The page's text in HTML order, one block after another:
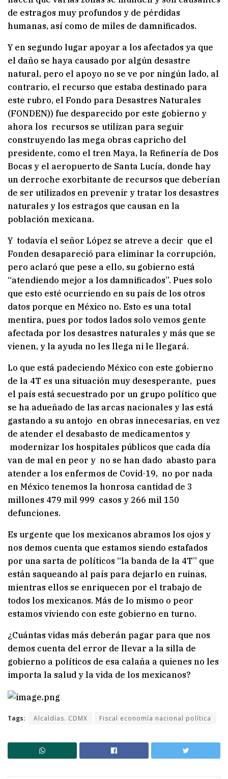
de estragos muy profundos y de pérdidas
humanas, así como de miles de damnificados.
Y en segundo lugar apoyar a los afectados ya que
el daño se haya causado por algún desastre
natural, pero el apoyo no se ve por ningún lado, al
contrario, el recurso que estaba destinado para
este rubro, el Fondo para Desastres Naturales
(FONDEN)) fue desparecido por este gobierno y
ahora los recursos se utilizan para seguir
construyendo las mega obras capricho del
presidente, como el tren Maya, la Refinería de Dos
Bocas y el aeropuerto de Santa Lucía, donde hay
un derroche exorbitante de recursos que deberían
de ser utilizados en prevenir y tratar los desastres
naturales y los estragos que causan en la
población mexicana.
Y todavía el señor López se atreve a decir que el
Fonden desapareció para eliminar la corrupción,
pero aclaró que pese a ello, su gobierno está
“atendiendo mejor a los damnificados”. Pues solo
que esto esté ocurriendo en su país de los otros
datos porque en México no. Esto es una total
mentira, pues por todos lados solo vemos gente
afectada por los desastres naturales y más que se
vienen, y la ayuda no les llega ni le llegará.
Lo que está padeciendo México con este gobierno
de la 4T es una situación muy desesperante, pues
el país está secuestrado por un grupo político que
se ha adueñado de las arcas nacionales y las está
gastando a su antojo en obras innecesarias, en vez
de atender el desabasto de medicamentos y
modernizar los hospitales públicos que cada día
van de mal en peor y no se han dado abasto para
atender a los enfermos de Covid-19, no por nada
en México tenemos la honrosa cantidad de 3
millones 479 mil 999 casos y 266 mil 150
defunciones.
Es urgente que los mexicanos abramos los ojos y
nos demos cuenta que estamos siendo estafados
por una sarta de políticos “la banda de la 4T” que
están saqueando al país para dejarlo en ruinas,
mientras ellos se enriquecen por el trabajo de
todos los mexicanos. Más de lo mismo o peor
estamos viviendo con este gobierno en turno.
¿Cuántas vidas más deberán pagar para que nos
demos cuenta del error de llevar a la silla de
gobierno a políticos de esa calaña a quienes no les
importa la salud y la vida de los mexicanos?
Tags: Alcaldías. CDMX Fiscal economía nacional política